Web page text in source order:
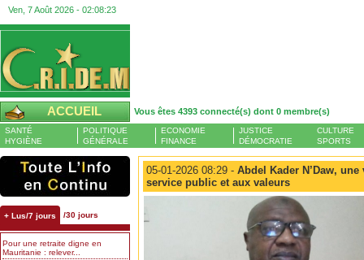
Ven, 7 Août 2026 - 02:08:23
ACCUEIL Vous êtes 4393 connecté(s) dont 0 membre(s)
SANTÉ
HYGIÈNE
POLITIQUE
GÉNÉRALE
ECONOMIE
FINANCE
JUSTICE
DÉMOCRATIE
CULTURE
SPORTS
+ Lus/7 jours /30 jours
Pour une retraite digne en
Mauritanie : relever...
05-01-2026 08:29 - Abdel Kader N’Daw,
service public et aux valeurs